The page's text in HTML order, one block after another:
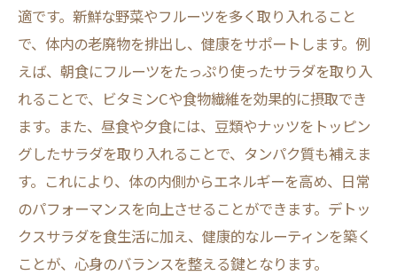
適です。新鮮な野菜やフルーツを多く取り入れること
で、体内の老廃物を排出し、健康をサポートします。例
えば、朝食にフルーツをたっぷり使ったサラダを取り入
れることで、ビタミンCや食物繊維を効果的に摂取でき
ます。また、昼食や夕食には、豆類やナッツをトッピン
グしたサラダを取り入れることで、タンパク質も補えま
す。これにより、体の内側からエネルギーを高め、日常
のパフォーマンスを向上させることができます。デトッ
クスサラダを食生活に加え、健康的なルーティンを築く
ことが、心身のバランスを整える鍵となります。